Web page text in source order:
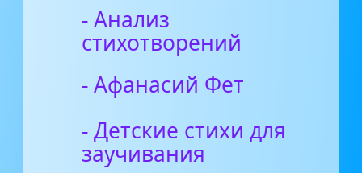
- Анализ
стихотворений
- Афанасий Фет
- Детские стихи для
заучивания